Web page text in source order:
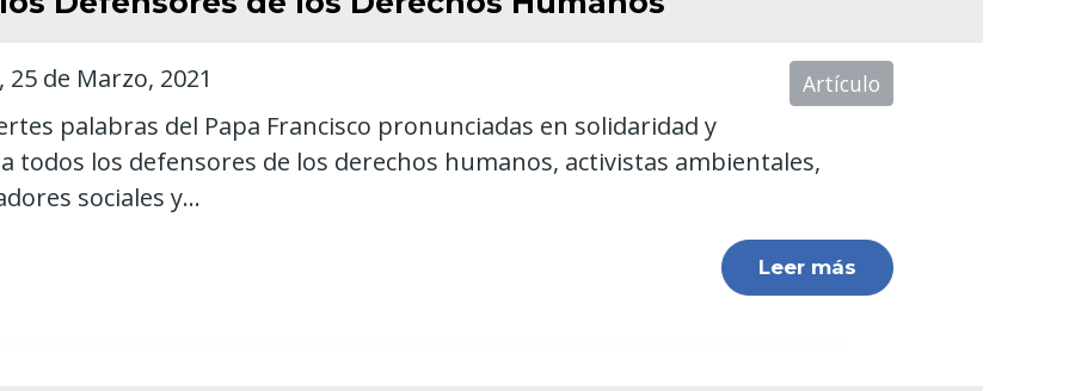
Artículo
25 de Marzo, 2021
palabras del Papa Francisco pronunciadas en solidaridad y
todos los defensores de los derechos humanos, activistas ambientales,
sociales y...
Leer más